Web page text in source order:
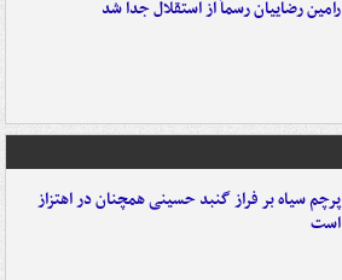
رامین رضاییان رسماً از استقلال جدا شد
پرچم سیاه بر فراز گنبد حسینی همچنان در اهتزاز
است